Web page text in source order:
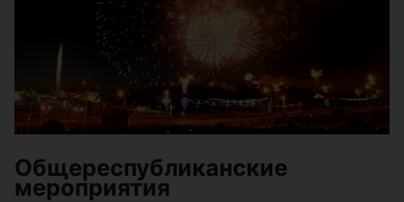
Общереспубликанские
мероприятия